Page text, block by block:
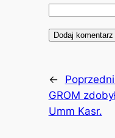
←
GROM
Umm Kasr.